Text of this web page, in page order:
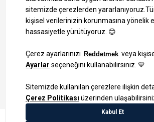
Bilgi Toplum Hizmetleri
KVKK Veri İşleme Politikamız
Site Haritası